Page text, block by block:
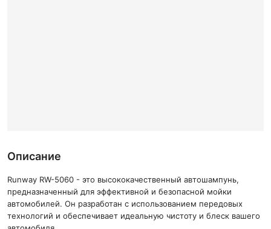
Описание
Runway RW-5060 - это высококачественный автошампунь,
предназначенный для эффективной и безопасной мойки
автомобилей. Он разработан с использованием передовых
технологий и обеспечивает идеальную чистоту и блеск вашего